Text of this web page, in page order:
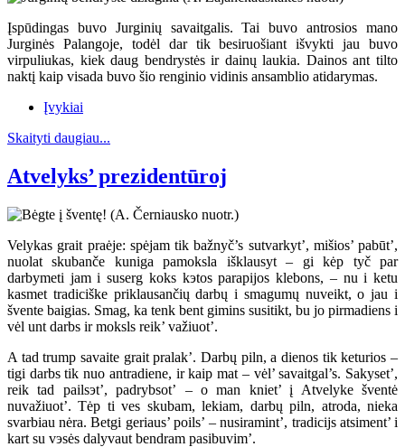
Įspūdingas buvo Jurginių savaitgalis. Tai buvo antrosios mano
Jurginės Palangoje, todėl dar tik besiruošiant išvykti jau buvo
virpuliukas, kiek daug bendrystės ir dainų laukia. Dainos ant tilto
naktį kaip visada buvo šio renginio vidinis ansamblio atidarymas.
Įvykiai
Skaityti daugiau...
Atvelyks’ prezidentūroj
Velykas grait praėje: spėjam tik bažnyč’s sutvarkyt’, mišios’ pabūt’,
nuolat skubanče kuniga pamoksla išklausyt – gi kėp tyč par
darbymeti jam i suserg koks kэtos parapijos klebons, – nu i ketu
kasmet tradiciške priklausančių darbų i smagumų nuveikt, o jau i
švente baigias. Smag, ka tenk bent gimins susitikt, bu jo pirmadiens i
vėl unt darbs ir moksls reik’ važiuot’.
A tad trump savaite grait pralak’. Darbų piln, a dienos tik keturios –
tigi darbs tik nuo antradiene, ir kaip mat – vėl’ savaitgal’s. Sakyset’,
reik tad pailsэt’, padrybsot’ – o man kniet’ į Atvelyke šventė
nuvažiuot’. Tėp ti ves skubam, lekiam, darbų piln, atroda, nieka
svarbiau nėra. Betgi geriaus’ poils’ – nusiramint’, tradicijs atsiment’ i
kart su vэsės dalyvaut bendram pasibuvim’.